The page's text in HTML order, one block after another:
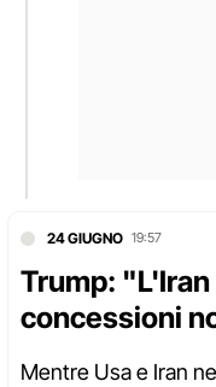
24 GIUGNO 19:57
Trump:
concessioni
Mentre Usa e Iran